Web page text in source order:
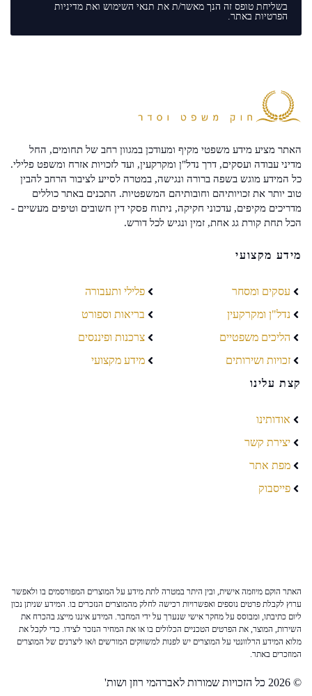
בשליחת טופס זה הנך מאשר/ת את תנאי השימוש ואת מדיניות
הפרטיות באתר.
האתר מציע מידע משפטי מקיף ומעודכן במגוון רחב של תחומים, החל
מדיני עבודה ועסקים, דרך נדל"ן ומקרקעין, ועד לזכויות אזרח ומשפט פלילי.
כל המידע מוגש בשפה ברורה ונגישה, במטרה לסייע לציבור הרחב להבין
טוב יותר את זכויותיהם וחובותיהם המשפטיות. התכנים באתר כוללים
מדריכים מקיפים, עדכוני חקיקה, ניתוח פסקי דין חשובים וטיפים מעשיים -
הכל תחת קורת גג אחת, זמין ונגיש לכל דורש.
מידע מקצועי
עסקים ומסחר
נדל"ן ומקרקעין
הליכים משפטיים
זכויות ושירותים
פלילי ותעבורה
בריאות וספורט
צרכנות ופיננסים
מידע מקצועי
קצת עלינו
אודותינו
יצירת קשר
מפת אתר
פייסבוק
האתר הוקם מיוזמה אישית, ובין היתר במטרה לתת מידע על המוצרים המפורסמים בו ולאפשר
ערוץ לקבלת פרטים נוספים ואפשרויות רכישה לחלק מהמוצרים הנזכרים בו. המידע שניתן נכון
ליום כתיבתו, ומבוסס על מחקר אישי שנערך על ידי המחבר. המידע איננו מייצג בהכרח את
השירות, המוצר, את הפרטים הטכניים הכלולים בו או את המחיר הנזכר לצידו. כדי לקבל את
מלוא המידע הרלוונטי על המוצרים יש לפנות למשווקים המורשים ו/או ליצרנים של המוצרים
המוזכרים באתר.
© 2026 כל הזכויות שמורות לאברהמי רוזן ושות'